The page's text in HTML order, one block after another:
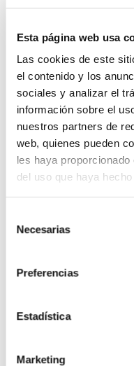
Esta página web usa
Las cookies de este
el contenido y los
sociales y analizar el
información sobre el
nuestros partners de
web, quienes pueden
les haya
del uso que haya
Necesarias
Preferencias
Estadística
Marketing
LABORATORIOS
HERPIX (8 SOBRES)
15,60€
+ Añadir